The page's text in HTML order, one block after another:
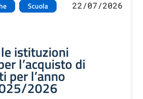
Scuola
22/07/2026
istituzioni
l’acquisto di
per l’anno
2026